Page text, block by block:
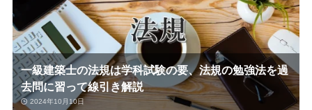
一級建築士の法規は学科試験の要、法規の勉強法を過
去問に習って線引き解説
2024年10月10日